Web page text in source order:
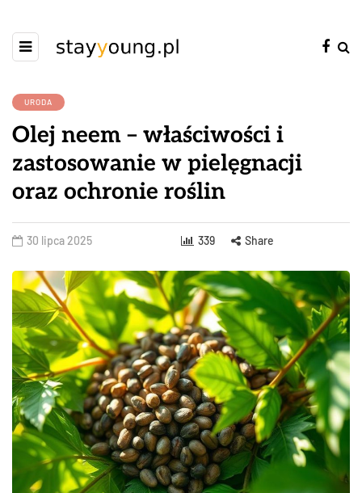
URODA
Olej neem – właściwości i
zastosowanie w pielęgnacji
oraz ochronie roślin
30 lipca 2025 339 Share